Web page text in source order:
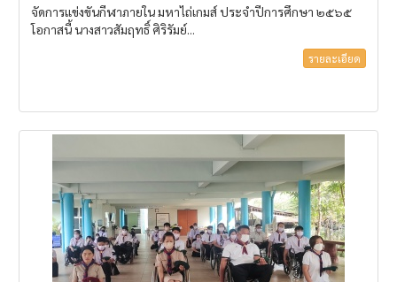
จัดการแข่งขันกีฬาภายใน มหาไถ่เกมส์ ประจำปีการศึกษา ๒๕๖๕
โอกาสนี้ นางสาวสัมฤทธิ์ ศิริรัมย์...
รายละเอียด